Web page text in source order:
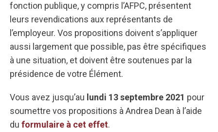
fonction publique, y compris l’AFPC, présentent
leurs revendications aux représentants de
l’employeur. Vos propositions doivent s’appliquer
aussi largement que possible, pas être spécifiques
à une situation, et doivent être soutenues par la
présidence de votre Élément.
Vous avez jusqu’au lundi 13 septembre 2021 pour
soumettre vos propositions à Andrea Dean à l’aide
du formulaire à cet effet.